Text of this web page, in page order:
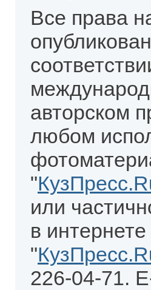
Все права
авторском
любом
"
или
в
"
226-04-71.